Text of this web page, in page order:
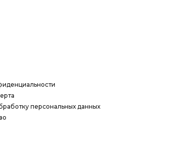
персональных данных